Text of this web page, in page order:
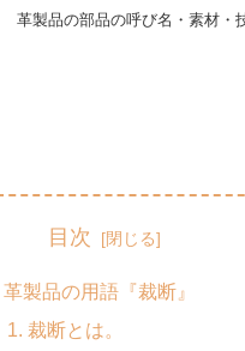
革製品の部品の呼び名・素材・
目次
革製品の用語『裁断』
裁断とは。